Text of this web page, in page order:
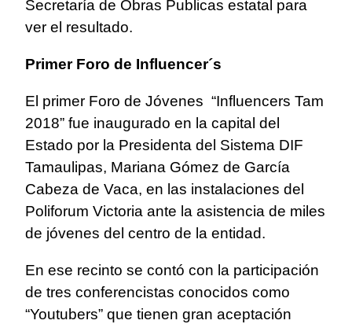
Secretaría de Obras Publicas estatal para
ver el resultado.
Primer Foro de Influencer´s
El primer Foro de Jóvenes “Influencers Tam
2018” fue inaugurado en la capital del
Estado por la Presidenta del Sistema DIF
Tamaulipas, Mariana Gómez de García
Cabeza de Vaca, en las instalaciones del
Poliforum Victoria ante la asistencia de miles
de jóvenes del centro de la entidad.
En ese recinto se contó con la participación
de tres conferencistas conocidos como
“Youtubers” que tienen gran aceptación